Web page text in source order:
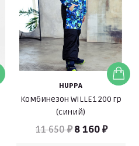
HUPPA
Комбинезон WILLE1 200 гр
(синий)
11 650 ₽ 8 160 ₽